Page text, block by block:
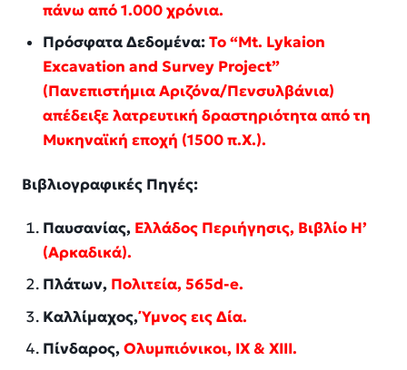
πάνω από 1.000 χρόνια.
Πρόσφατα Δεδομένα:Το “Mt. Lykaion
Excavation and Survey Project”
(Πανεπιστήμια Αριζόνα/Πενσυλβάνια)
απέδειξε λατρευτική δραστηριότητα από τη
Μυκηναϊκή εποχή (1500 π.Χ.).
Βιβλιογραφικές Πηγές:
Παυσανίας, Ελλάδος Περιήγησις, Βιβλίο Η’
(Αρκαδικά).
Πλάτων, Πολιτεία, 565d-e.
Καλλίμαχος,Ύμνος εις Δία.
Πίνδαρος,Ολυμπιόνικοι, IX & XIII.